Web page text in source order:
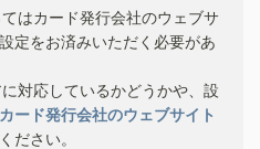
はカード発行会社のウェブサ
定をお済みいただく必要があ
対応しているかどうかや、設
カード発行会社のウェブサイト
ださい。